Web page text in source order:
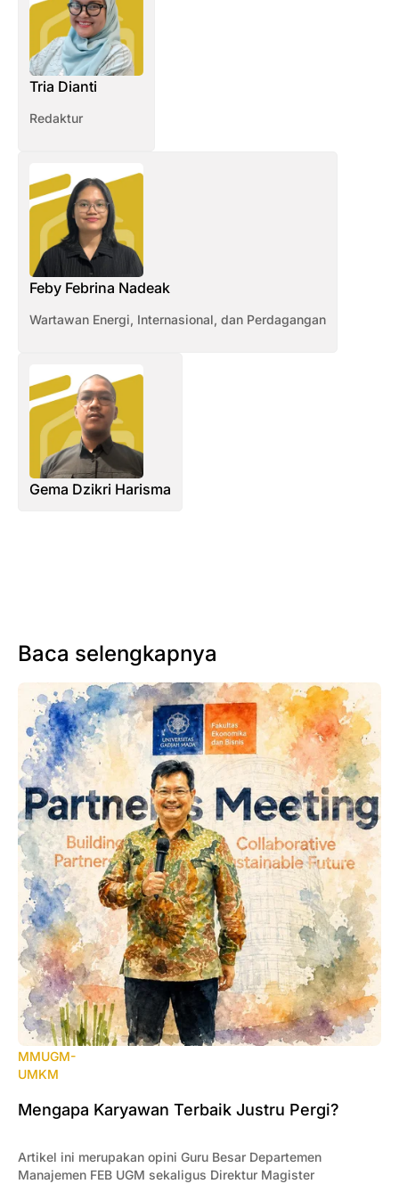
Tria Dianti
Redaktur
Feby Febrina Nadeak
Wartawan Energi, Internasional, dan Perdagangan
Gema Dzikri Harisma
Baca selengkapnya
MMUGM-
UMKM
Mengapa Karyawan Terbaik Justru Pergi?
Artikel ini merupakan opini Guru Besar Departemen
Manajemen FEB UGM sekaligus Direktur Magister